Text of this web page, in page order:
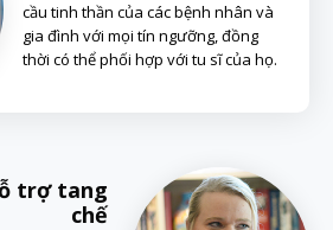
cầu tinh thần của các bệnh nhân và
gia đình với mọi tín ngưỡng, đồng
thời có thể phối hợp với tu sĩ của họ.
trợ tang
chế